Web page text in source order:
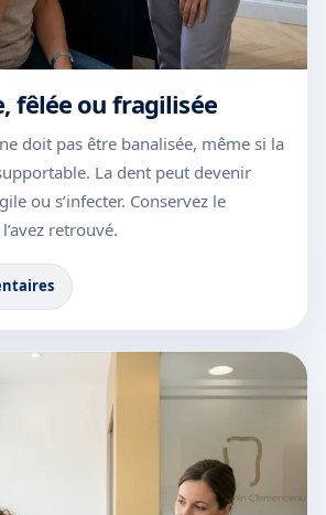
fêlée ou fragilisée
doit pas être banalisée, même si la
La dent peut devenir
ou s’infecter. Conservez le
retrouvé.